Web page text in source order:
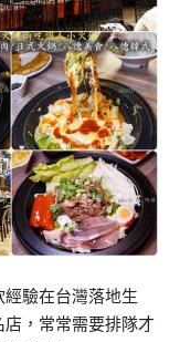
驗在台灣落地生
，常常需要排隊才